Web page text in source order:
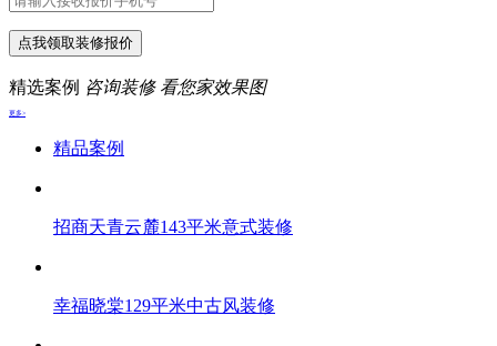
点我领取装修报价
精选案例 咨询装修 看您家效果图
更多>
精品案例
招商天青云麓143平米意式装修
幸福晓棠129平米中古风装修